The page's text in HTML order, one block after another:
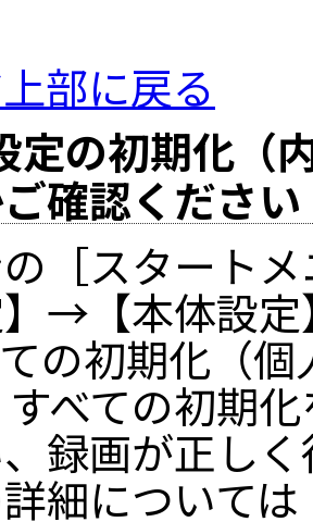
部に戻る
定の初期化（
確認ください
［スタート
→【本体設
の初期化（個
すべての初期
録画が正し
細について